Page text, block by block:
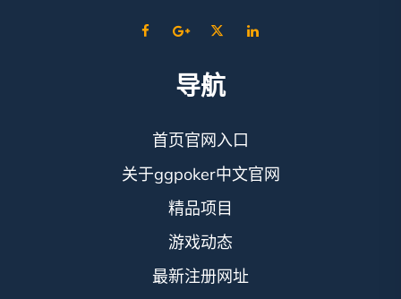
导航
首页官网入口
关于ggpoker中文官网
精品项目
游戏动态
最新注册网址